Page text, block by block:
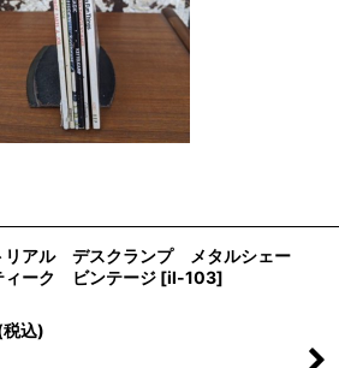
リアル デスクランプ メタルシェー
ィーク ビンテージ [il-103]
税込)